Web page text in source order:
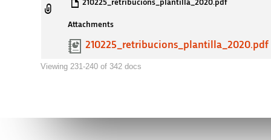
210225_retribucions_plantilla_2020.pdf
Attachments
210225_retribucions_plantilla_2020.pdf
Viewing 231-240 of 342 docs